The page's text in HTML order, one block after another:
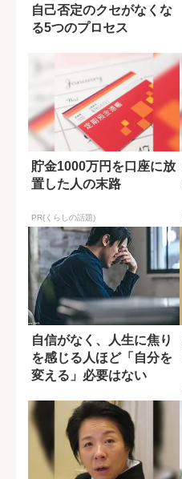
自己否定のクセがなくな
る5つのプロセス
貯金1000万円を口座に放
置した人の末路
PR(くらしの話題)
自信がなく、人生に焦り
を感じる人ほど「自分を
変える」必要はない